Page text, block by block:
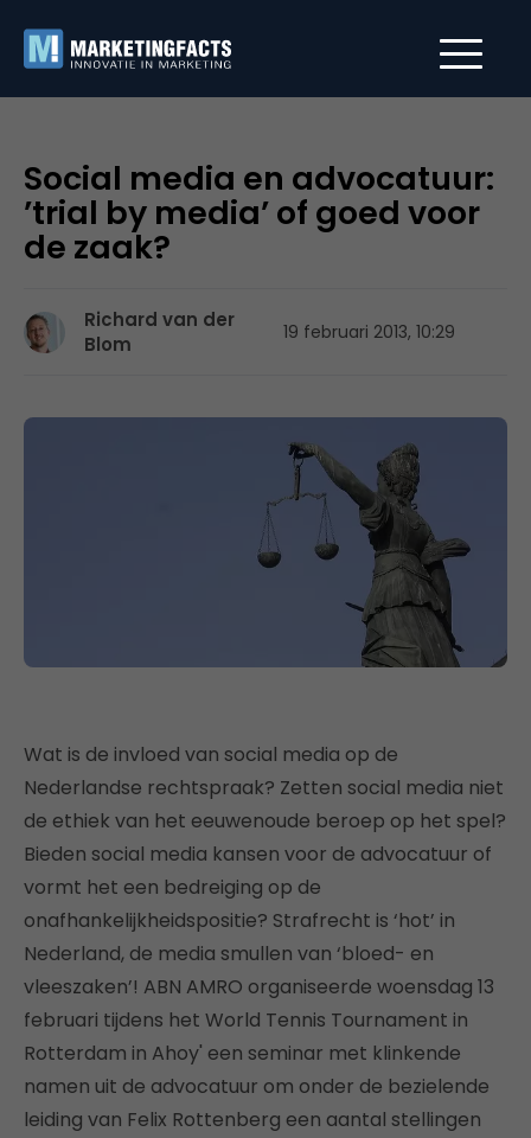
Social media en advocatuur:
’trial by media’ of goed voor
de zaak?
Richard van der
Blom
19 februari 2013, 10:29
Wat is de invloed van social media op de
Nederlandse rechtspraak? Zetten social media niet
de ethiek van het eeuwenoude beroep op het spel?
Bieden social media kansen voor de advocatuur of
vormt het een bedreiging op de
onafhankelijkheidspositie? Strafrecht is ‘hot’ in
Nederland, de media smullen van ‘bloed- en
vleeszaken’! ABN AMRO organiseerde woensdag 13
februari tijdens het World Tennis Tournament in
Rotterdam in Ahoy' een seminar met klinkende
namen uit de advocatuur om onder de bezielende
leiding van Felix Rottenberg een aantal stellingen